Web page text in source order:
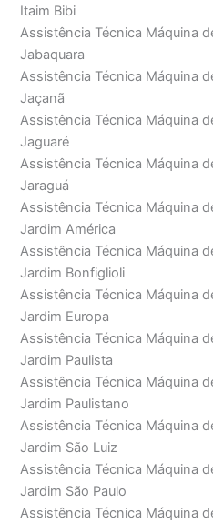
Itaim Bibi
Assistência Técnica Máquina
Jabaquara
Assistência Técnica Máquina
Jaçanã
Assistência Técnica Máquina
Jaguaré
Assistência Técnica Máquina
Jaraguá
Assistência Técnica Máquina
Jardim América
Assistência Técnica Máquina
Jardim Bonfiglioli
Assistência Técnica Máquina
Jardim Europa
Assistência Técnica Máquina
Jardim Paulista
Assistência Técnica Máquina
Jardim Paulistano
Assistência Técnica Máquina
Jardim São Luiz
Assistência Técnica Máquina
Jardim São Paulo
Assistência Técnica Máquina